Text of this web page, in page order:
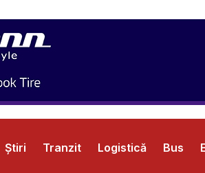
Știri Tranzit Logistică Bus